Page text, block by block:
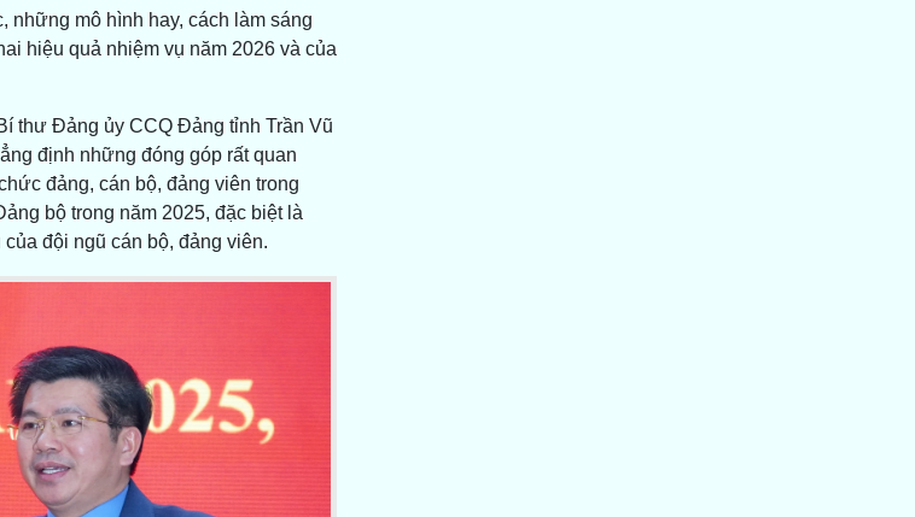
mô hình hay, cách làm sáng
hiệu quả nhiệm vụ năm 2026 và của
thư Đảng ủy CCQ Đảng tỉnh Trần Vũ
định những đóng góp rất quan
đảng, cán bộ, đảng viên trong
bộ trong năm 2025, đặc biệt là
đội ngũ cán bộ, đảng viên.